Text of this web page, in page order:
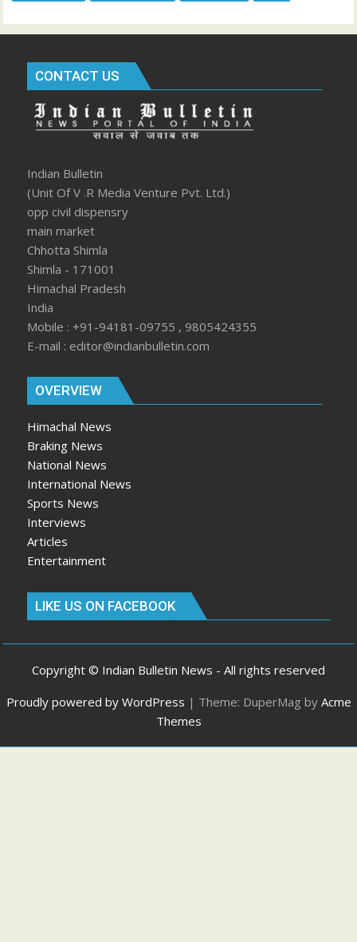
CONTACT US
Indian Bulletin
(Unit Of V .R Media Venture Pvt. Ltd.)
opp civil dispensry
main market
Chhotta Shimla
Shimla - 171001
Himachal Pradesh
India
Mobile : +91-94181-09755 , 9805424355
E-mail : editor@indianbulletin.com
OVERVIEW
Himachal News
Braking News
National News
International News
Sports News
Interviews
Articles
Entertainment
LIKE US ON FACEBOOK
Copyright © Indian Bulletin News - All rights reserved
Proudly powered by WordPress | Theme: DuperMag by Acme
Themes